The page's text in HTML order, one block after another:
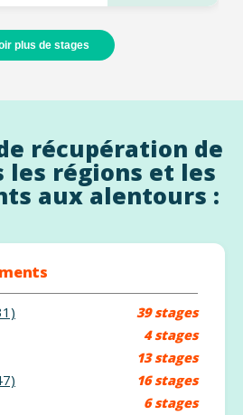
plus de stages
récupération de
les régions et les
aux alentours :
39 stages
4 stages
13 stages
16 stages
6 stages